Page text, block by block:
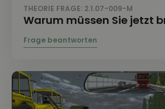
THEORIE FRAGE: 2.1.07-009-M
Warum müssen Sie jetzt